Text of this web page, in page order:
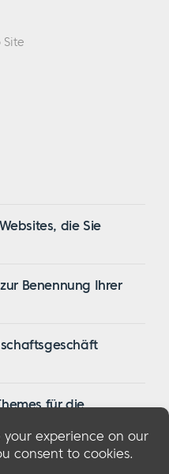
Site
die Sie
Benennung Ihrer
für die